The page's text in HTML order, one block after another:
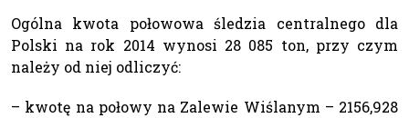
Ogólna kwota połowowa śledzia centralnego dla
Polski na rok 2014 wynosi 28 085 ton, przy czym
należy od niej odliczyć:
– kwotę na połowy na Zalewie Wiślanym – 2156,928